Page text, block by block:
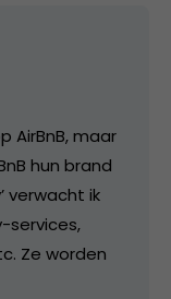
AirBnB, maar
hun brand
verwacht ik
services,
Ze worden